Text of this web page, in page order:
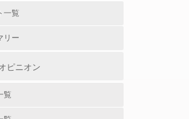
一覧
リー
ピニオン
覧